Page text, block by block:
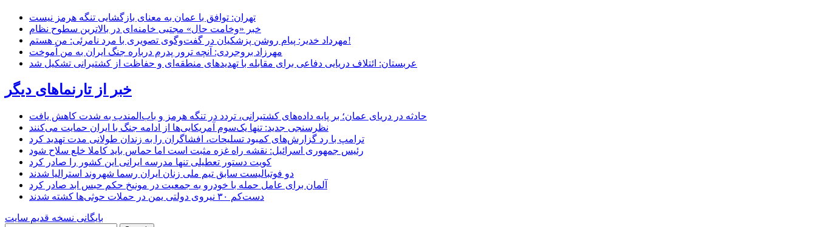
تهران: توافق با عمان به معنای بازگشایی تنگه هرمز نیست
خبر «وخامت حال» مجتبی خامنه‌ای در بالاترین سطوح نظام
مهرداد خدیر: پیام روشن پزشکیان در گفت‌و‌گوی تصویری با مرد نامرئی: من هستم!
مهرزاد بروجردی: آنچه ترور پدرم درباره جنگ ایران به من آموخت
عربستان: ائتلاف دریایی دفاعی برای مقابله با تهدیدهای منطقه‌ای و حفاظت از کشتیرانی تشکیل شد
خبر از تارنماهای دیگر
حادثه در دریای عمان؛ بر پایه داده‌های کشتیرانی، تردد در تنگه هرمز و باب‌المندب به شدت کاهش یافت
نظرسنجی جدید: تنها یک‌سوم آمریکایی‌ها از ادامه جنگ با ایران حمایت می‌کنند
ترامپ با رد گزارش‌های کمبود تسلیحات، افشاگران را به زندان طولانی مدت تهدید کرد
رئیس‌ جمهوری اسرائیل: نقشه راه غزه مثبت است اما حماس باید کاملا خلع سلاح شود
کویت دستور تعطیلی تنها مدرسه ایرانی این کشور را صادر کرد
دو فوتبالیست سابق تیم ملی زنان ایران رسما شهروند استرالیا شدند
آلمان برای عامل حمله با خودرو به جمعیت در مونیخ حکم حبس ابد صادر کرد
دست‌کم ۳۰ نیروی دولتی یمن در حملات حوثی‌ها کشته شدند
بایگانی نسخه قدیم سایت